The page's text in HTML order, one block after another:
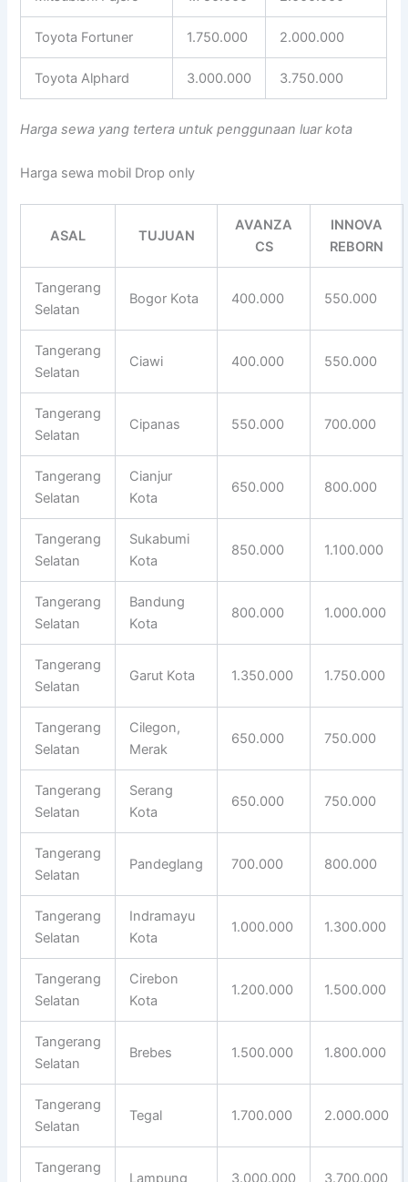
Toyota Fortuner 1.750.000 2.000.000
Toyota Alphard 3.000.000 3.750.000
Harga sewa yang tertera untuk penggunaan luar kota
Harga sewa mobil Drop only
ASAL TUJUAN
AVANZA
CS
INNOVA
REBORN
Tangerang
Selatan
Bogor Kota 400.000 550.000
Tangerang
Selatan
Ciawi 400.000 550.000
Tangerang
Selatan
Cipanas 550.000 700.000
Tangerang
Selatan
Cianjur
Kota
650.000 800.000
Tangerang
Selatan
Sukabumi
Kota
850.000 1.100.000
Tangerang
Selatan
Bandung
Kota
800.000 1.000.000
Tangerang
Selatan
Garut Kota 1.350.000 1.750.000
Tangerang
Selatan
Cilegon,
Merak
650.000 750.000
Tangerang
Selatan
Serang
Kota
650.000 750.000
Tangerang
Selatan
Pandeglang 700.000 800.000
Tangerang
Selatan
Indramayu
Kota
1.000.000 1.300.000
Tangerang
Selatan
Cirebon
Kota
1.200.000 1.500.000
Tangerang
Selatan
Brebes 1.500.000 1.800.000
Tangerang
Selatan
Tegal 1.700.000 2.000.000
Tangerang
Lampung 3.000.000 3.700.000